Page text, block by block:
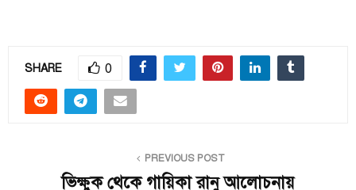
SHARE 0
PREVIOUS POST
ভিক্ষুক থেকে গায়িকা রানু আলোচনায়